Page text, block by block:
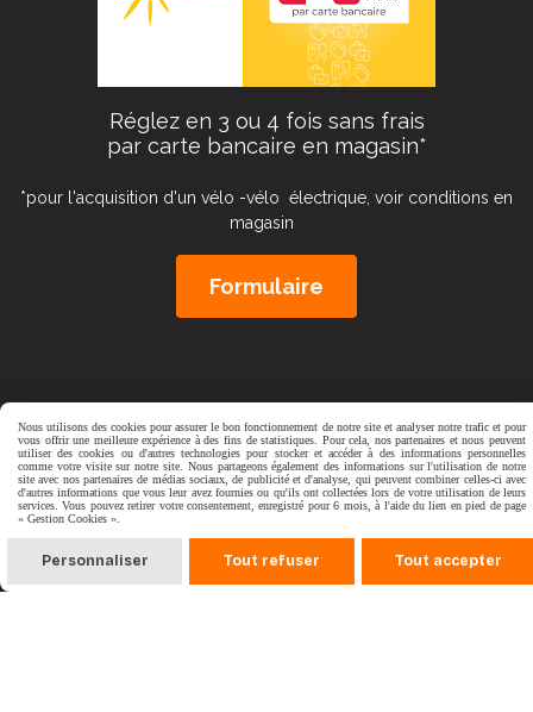
Réglez en 3 ou 4 fois sans frais
par carte bancaire en magasin*
*pour l'acquisition d'un vélo -vélo électrique, voir conditions en
magasin
Formulaire
Nous utilisons des cookies pour assurer le bon fonctionnement de notre site et analyser notre trafic et pour
vous offrir une meilleure expérience à des fins de statistiques. Pour cela, nos partenaires et nous peuvent
utiliser des cookies ou d'autres technologies pour stocker et accéder à des informations personnelles
comme votre visite sur notre site. Nous partageons également des informations sur l'utilisation de notre
site avec nos partenaires de médias sociaux, de publicité et d'analyse, qui peuvent combiner celles-ci avec
d'autres informations que vous leur avez fournies ou qu'ils ont collectées lors de votre utilisation de leurs
services. Vous pouvez retirer votre consentement, enregistré pour 6 mois, à l'aide du lien en pied de page
« Gestion Cookies ».
Personnaliser Tout refuser Tout accepter